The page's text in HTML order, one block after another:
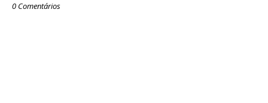
0 Comentários